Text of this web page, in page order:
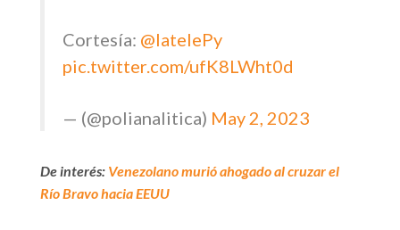
Cortesía: @latelePy
pic.twitter.com/ufK8LWht0d
— (@polianalitica) May 2, 2023
De interés: Venezolano murió ahogado al cruzar el
Río Bravo hacia EEUU